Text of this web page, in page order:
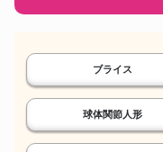
ブライス
球体関節人形